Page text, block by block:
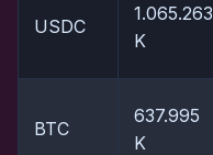
USDC
1.065.263
K
BTC
637.995
K